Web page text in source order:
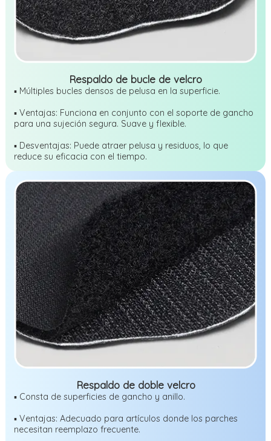
Respaldo de bucle de velcro
▪ Múltiples bucles densos de pelusa en la superficie.
▪ Ventajas: Funciona en conjunto con el soporte de gancho
para una sujeción segura. Suave y flexible.
▪ Desventajas: Puede atraer pelusa y residuos, lo que
reduce su eficacia con el tiempo.
Cotización gratuita
Respaldo de doble velcro
▪ Consta de superficies de gancho y anillo.
▪ Ventajas: Adecuado para artículos donde los parches
necesitan reemplazo frecuente.